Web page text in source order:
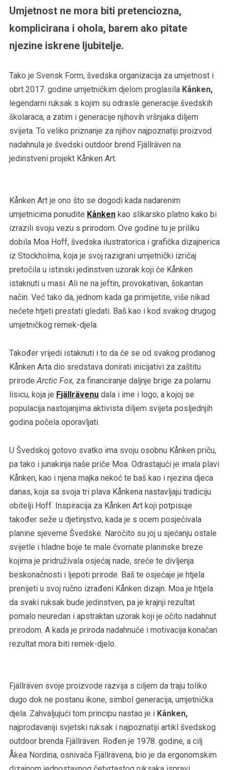
Umjetnost ne mora biti pretenciozna,
komplicirana i ohola, barem ako pitate
njezine iskrene ljubitelje.
Tako je Svensk Form, švedska organizacija za umjetnost i
obrt 2017. godine umjetničkim djelom proglasila Kånken,
legendarni ruksak s kojim su odrasle generacije švedskih
školaraca, a zatim i generacije njihovih vršnjaka diljem
svijeta. To veliko priznanje za njihov najpoznatiji proizvod
nadahnula je švedski outdoor brend Fjällräven na
jedinstveni projekt Kånken Art.
Kånken Art je ono što se dogodi kada nadarenim
umjetnicima ponudite Kånkenkao slikarsko platno kako bi
izrazili svoju vezu s prirodom. Ove godine tu je priliku
dobila Moa Hoff, švedska ilustratorica i grafička dizajnerica
iz Stockholma, koja je svoj razigrani umjetnički izričaj
pretočila u istinski jedinstven uzorak koji će Kånken
istaknuti u masi. Ali ne na jeftin, provokativan, šokantan
način. Već tako da, jednom kada ga primijetite, više nikad
nećete htjeti prestati gledati. Baš kao i kod svakog drugog
umjetničkog remek-djela.
Također vrijedi istaknuti i to da će se od svakog prodanog
Kånken Arta dio sredstava donirati inicijativi za zaštitu
prirodeArctic Fox, za financiranje daljnje brige za polarnu
lisicu, koja je Fjällrävenudala i ime i logo, a kojoj se
populacija nastojanjima aktivista diljem svijeta posljednjih
godina počela oporavljati.
U Švedskoj gotovo svatko ima svoju osobnu Kånken priču,
pa tako i junakinja naše priče Moa. Odrastajući je imala plavi
Kånken, kao i njena majka nekoć te baš kao i njezina djeca
danas, koja sa svoja tri plava Kånkena nastavljaju tradiciju
obitelji Hoff. Inspiracija za Kånken Art koji potpisuje
također seže u djetinjstvo, kada je s ocem posjećivala
planine sjeverne Švedske. Naročito su joj u sjećanju ostale
svijetle i hladne boje te male čvornate planinske breze
kojima je pridruživala osjećaj nade, sreće te divljenja
beskonačnosti i ljepoti prirode. Baš te osjećaje je htjela
prenijeti u svoj ručno izrađeni Kånken dizajn. Moa je htjela
da svaki ruksak bude jedinstven, pa je krajnji rezultat
pomalo neuredan i apstraktan uzorak koji je očito nadahnut
prirodom. A kada je priroda nadahnuće i motivacija konačan
rezultat mora biti remek-djelo.
Fjällräven svoje proizvode razvija s ciljem da traju toliko
dugo dok ne postanu ikone, simbol generacija, umjetnička
djela. Zahvaljujući tom principu nastao je i Kånken,
najprodavaniji svjetski ruksak i najpoznatiji artikl švedskog
outdoor brenda Fjällräven. Rođen je 1978. godine, a cilj
Åkea Nordina, osnivača Fjällrävena, bio je da ergonomskim